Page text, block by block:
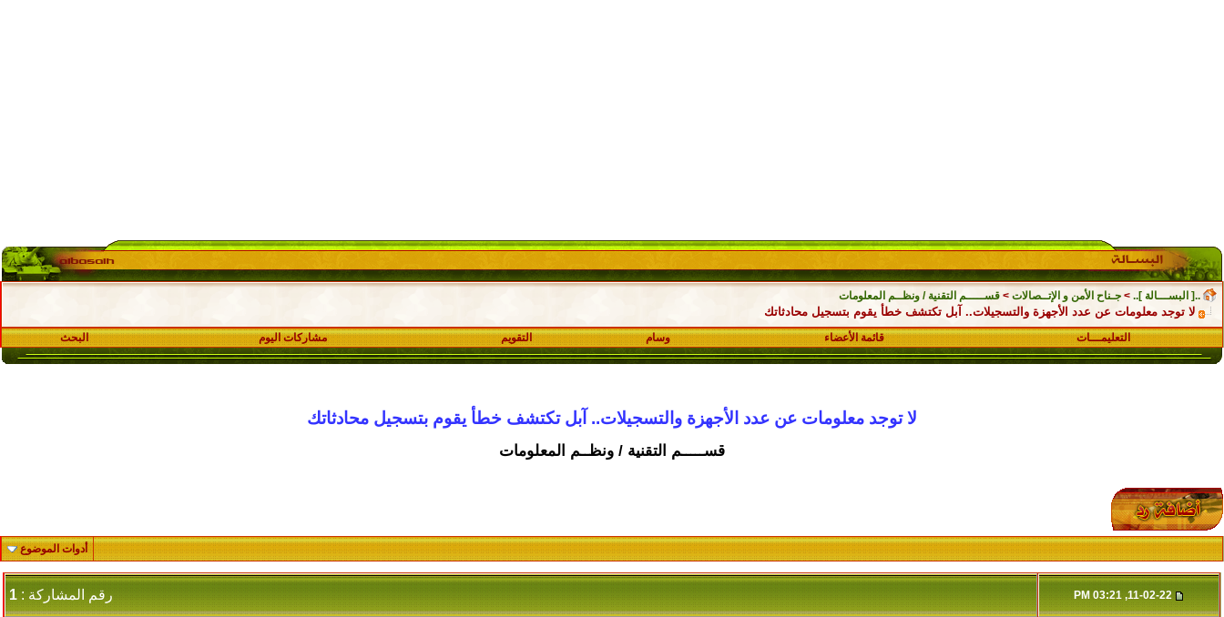
..[ البســـالة ].. > جـناح الأمن و الإتــصالات > قســـــم التقنية / ونظــم المعلومات
لا توجد معلومات عن عدد الأجهزة والتسجيلات.. آبل تكتشف خطأ يقوم بتسجيل محادثاتك
التعليمـــات قائمة الأعضاء وسام التقويم مشاركات اليوم البحث
لا توجد معلومات عن عدد الأجهزة والتسجيلات.. آبل تكتشف خطأ يقوم بتسجيل محادثاتك
قســـــم التقنية / ونظــم المعلومات
أدوات الموضوع
رقم المشاركة : 1